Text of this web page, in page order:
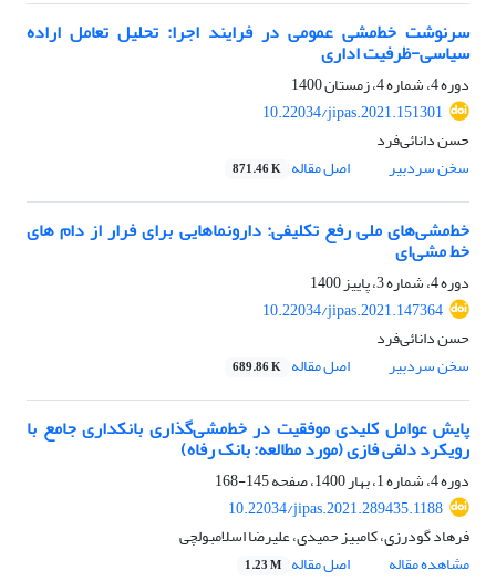
سرنوشت خط‌مشی عمومی در فرایند اجرا: تحلیل تعامل اراده
سیاسی-ظرفیت اداری
دوره 4، شماره 4، زمستان 1400
10.22034/jipas.2021.151301
حسن دانائی‌فرد
سخن سردبیر
اصل مقاله 871.46 K
خط‌مشی‌های ملی رفع تکلیفی: دارونماهایی برای فرار از دام های
خط مشی‌ای
دوره 4، شماره 3، پاییز 1400
10.22034/jipas.2021.147364
حسن دانائی‌فرد
سخن سردبیر
اصل مقاله 689.86 K
پایش عوامل کلیدی موفقیت در خط‌مشی‌گذاری بانکداری جامع با
رویکرد دلفی فازی (مورد مطالعه: بانک رفاه)
دوره 4، شماره 1، بهار 1400، صفحه
145-168
10.22034/jipas.2021.289435.1188
فرهاد گودرزی، کامبیز حمیدی، علیرضا اسلامبولچی
مشاهده مقاله
اصل مقاله 1.23 M